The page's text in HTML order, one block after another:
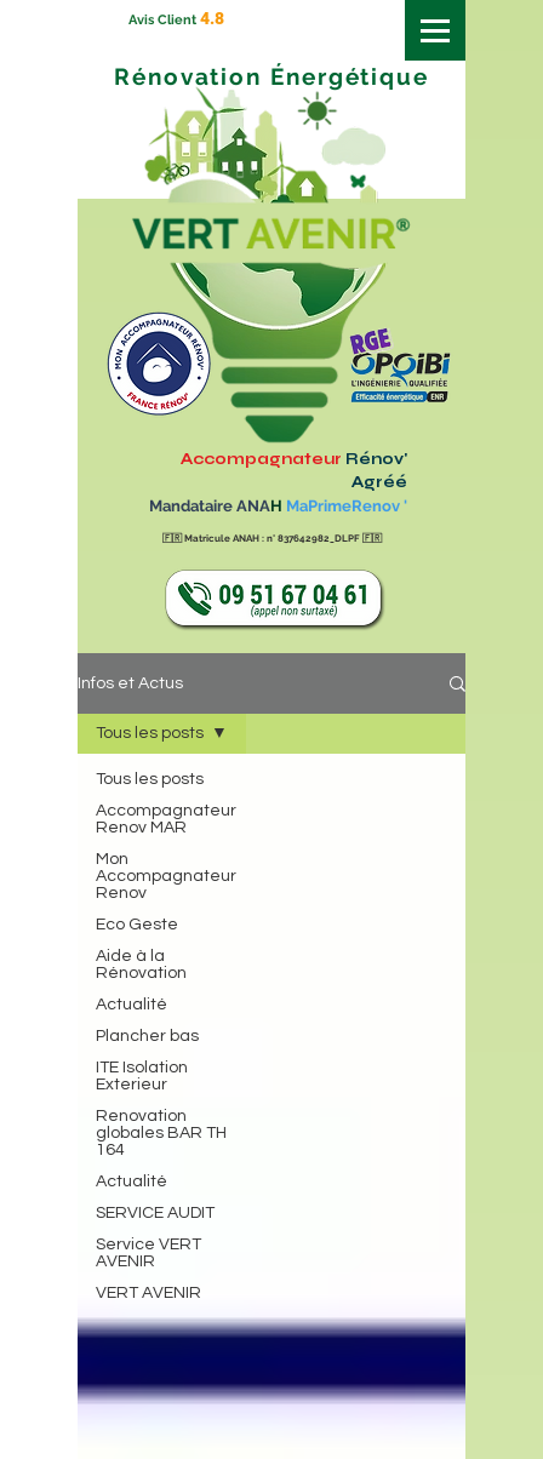
Avis Client 4.8
Rénovation Énergétique
Accompagnateur Rénov'
Agréé
Mandataire ANAH MaPrimeRenov '
🇫🇷Matricule ANAH : n° 837642982_DLPF🇫🇷
Infos et Actus
Tous les posts
Accompagnateur
Renov MAR
Mon
Accompagnateur
Renov
Eco Geste
Aide à la
Rénovation
Actualité
Plancher bas
ITE Isolation
Exterieur
Renovation
globales BAR TH
164
Actualité
SERVICE AUDIT
Service VERT
AVENIR
VERT AVENIR
Tous les posts